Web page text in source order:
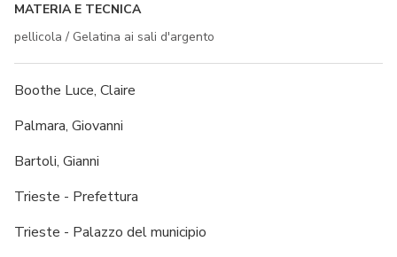
MATERIA E TECNICA
pellicola / Gelatina ai sali d'argento
Boothe Luce, Claire
Palmara, Giovanni
Bartoli, Gianni
Trieste - Prefettura
Trieste - Palazzo del municipio